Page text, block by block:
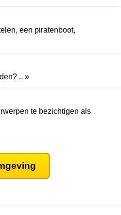
een piratenboot,
.. »
te bezichtigen als